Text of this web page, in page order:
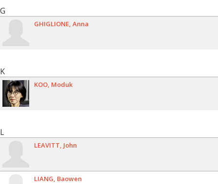
G
GHIGLIONE Anna
K
KOO Moduk
L
LEAVITT John
LIANG Baowen